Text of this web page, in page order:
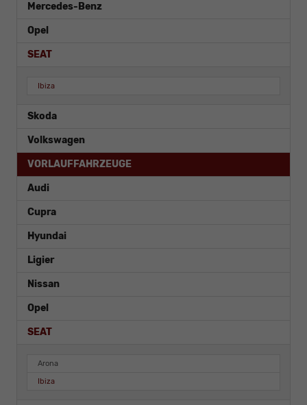
Mercedes-Benz
Opel
SEAT
Ibiza
Skoda
Volkswagen
VORLAUFFAHRZEUGE
Audi
Cupra
Hyundai
Ligier
Nissan
Opel
SEAT
Arona
Ibiza